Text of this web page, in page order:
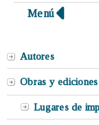
Menú
Autores
Obras y ediciones
Lugares de